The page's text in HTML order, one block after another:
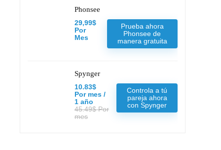
Phonsee
29,99$
Por
Mes
Prueba ahora
Phonsee de
manera gratuita
Spynger
10.83$
Por mes /
1 año
45.49$ Por
mes
Controla a tú
pareja ahora
con Spynger